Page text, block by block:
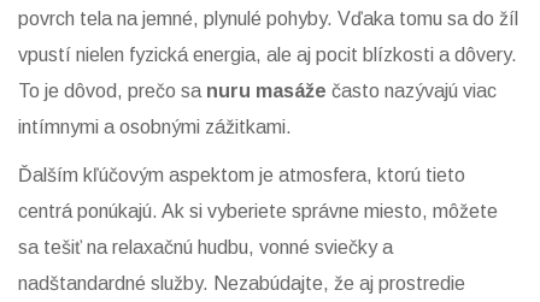
povrch tela na jemné, plynulé pohyby. Vďaka tomu sa do žíl
vpustí nielen fyzická energia, ale aj pocit blízkosti a dôvery.
To je dôvod, prečo sa nuru masáže často nazývajú viac
intímnymi a osobnými zážitkami.
Ďalším kľúčovým aspektom je atmosfera, ktorú tieto
centrá ponúkajú. Ak si vyberiete správne miesto, môžete
sa tešiť na relaxačnú hudbu, vonné sviečky a
nadštandardné služby. Nezabúdajte, že aj prostredie